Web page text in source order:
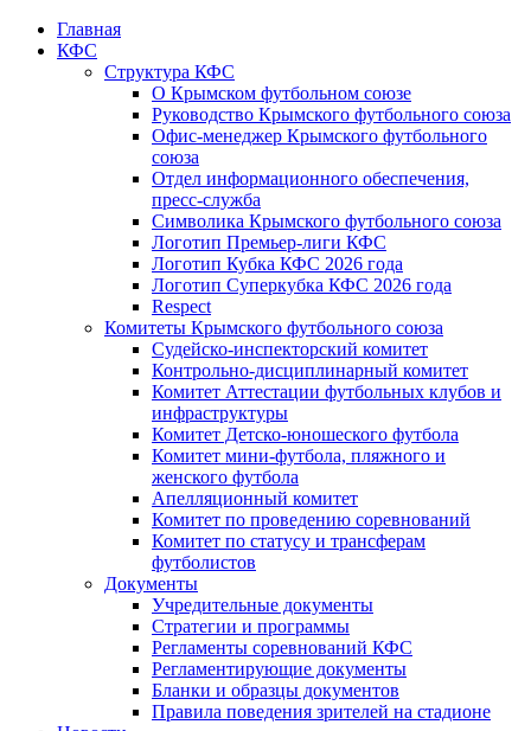
Главная
КФС
Структура КФС
О Крымском футбольном союзе
Руководство Крымского футбольного союза
Офис-менеджер Крымского футбольного
союза
Отдел информационного обеспечения,
пресс-служба
Символика Крымского футбольного союза
Логотип Премьер-лиги КФС
Логотип Кубка КФС 2026 года
Логотип Суперкубка КФС 2026 года
Respect
Комитеты Крымского футбольного союза
Судейско-инспекторский комитет
Контрольно-дисциплинарный комитет
Комитет Аттестации футбольных клубов и
инфраструктуры
Комитет Детско-юношеского футбола
Комитет мини-футбола, пляжного и
женского футбола
Апелляционный комитет
Комитет по проведению соревнований
Комитет по статусу и трансферам
футболистов
Документы
Учредительные документы
Стратегии и программы
Регламенты соревнований КФС
Регламентирующие документы
Бланки и образцы документов
Правила поведения зрителей на стадионе